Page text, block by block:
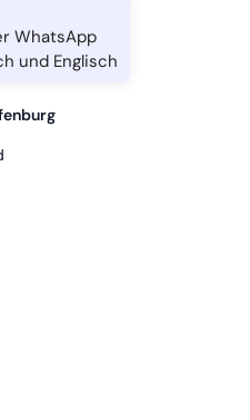
WhatsApp
und Englisch